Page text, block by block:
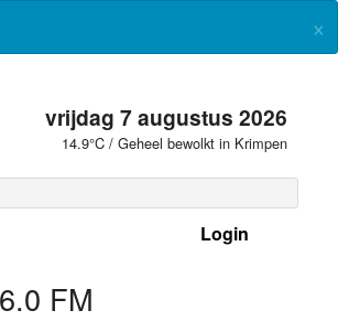
×
vrijdag 7 augustus 2026
14.9°C / Geheel bewolkt in Krimpen
Login
FM